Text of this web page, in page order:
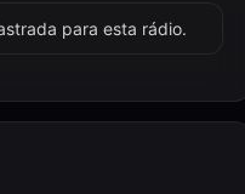
para esta rádio.